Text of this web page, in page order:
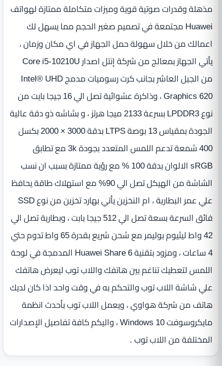
مذهلة وقدرات صوتية قوية وميزات متكاملة ممتازة لهواتف
Huawei مجتمعة في تصميم صغير الحجم مما يسهل لك
اعمالك من خلال سهولة حمل الجهاز في اي مكان وزمان ،
يأتي الجهاز بمعالج من شركة إنتل اصدار Core i5-10210U
من الجيل العاشر بجانب كرت رسوميات مدمج Intel® UHD
Graphics 620 ، وذاكرة عشوائية تصل الي 16 جيجا بايت من
نوع LPDDR3 بسرعة 2133 ميجا هرتز ، و بشاشه ذو دقة عالية
الجودة بمقياس 13 بوصة LTPS بدقة 3000 × 2000 بكسل
400 شمعة تدعم اللمس المتعدد بجودة 3k مع تطابق
sRGB الالوان بدقة 100 % مع رؤية ممتازة بسبب ان نسب
الشاشة من الهيكل تصل الي 90% مع استهلاك طاقة يحافظ
علي عمر البطارية ، ام النخزين يأتي بهارد تخزين من نوع SSD
فائق السرعة بسعة تصل الي 512 جيجا بابت ، وبطارية تصل الي
42 واط ليثيوم بوليمر مع شحن شريع بقدرة 65 واط تدوم حتي
4 ساعات ، ومزود بتقنية Huawei Share 6 المدمجة في لوحة
اللمس لتعطيك تناغم بين هاتفك واللاب توب ليعرض هاتفك
علي شاشة اللاب توب والتحكم به في وقت واحد اذا كان لديك
هاتف من شركة هواوي ، ويعمل اللاب توب بأحدث انظمة
مايكروسوفت Windows 10 ، واليكم كافة تفاصيل الإصدارات
المختلفة من اللاب توب .